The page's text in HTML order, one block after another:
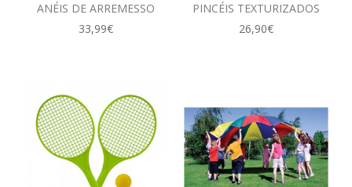
ANÉIS DE ARREMESSO
33,99€
PINCÉIS TEXTURIZADOS
26,90€